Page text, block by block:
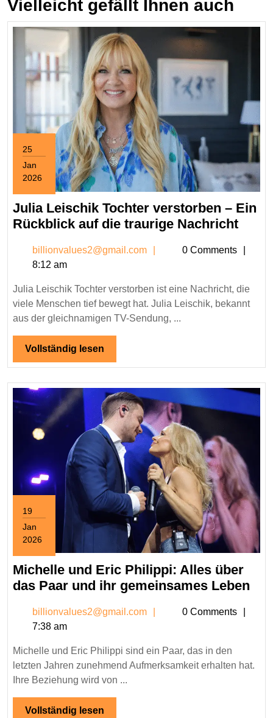
Vielleicht gefällt Ihnen auch
25
Jan
2026
25,
2026
Julia Leischik Tochter verstorben – Ein
Rückblick auf die traurige NachrichtJulia
–
Ein
billionvalues2@gmail.com
0 Comments
8:12 am
Julia Leischik Tochter verstorben ist eine Nachricht, die
viele Menschen tief bewegt hat. Julia Leischik, bekannt
aus der gleichnamigen TV-Sendung, ...
Vollständig lesen
lesen
19
Jan
2026
19,
2026
Michelle und Eric Philippi: Alles über
das Paar und ihr gemeinsames Leben
billionvalues2@gmail.com
0 Comments
7:38 am
Michelle und Eric Philippi sind ein Paar, das in den
letzten Jahren zunehmend Aufmerksamkeit erhalten hat.
Ihre Beziehung wird von ...
Vollständig lesen